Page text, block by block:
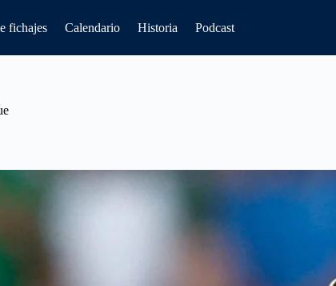
fichajes Calendario Historia Podcast